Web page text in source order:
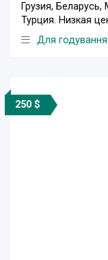
Грузия,
Турция. Низкая
Для
250 $